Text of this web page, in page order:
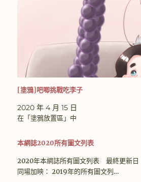
[塗鴉]吧唧挑戰吃李子
2020 年 4 月 15 日
在「塗鴉放置區」中
本網誌2020所有圖文列表
2020年本網誌所有圖文列表 最終更新日
同場加映： 2019年的所有圖文列…